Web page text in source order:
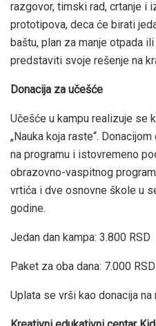
razgovor, timski rad, crtanje i
prototipova, deca će birati
baštu, plan za manje otpada
predstaviti svoje rešenje na
Donacija za učešće
Učešće u kampu realizuje se
„Nauka koja raste“.
na programu i istovremeno
obrazovno-vaspitnog
vrtića i dve osnovne škole u
godine.
Jedan dan kampa: 3.800 RSD
Paket za oba dana: 7.000 RSD
Uplata se vrši kao donacija na